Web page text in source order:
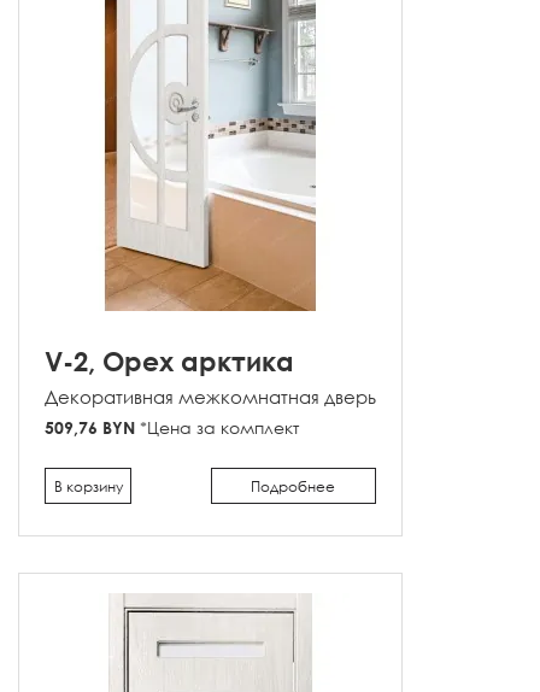
V-2, Орех арктика
Декоративная межкомнатная дверь
509,76 BYN *Цена за комплект
Подробнее
В корзину